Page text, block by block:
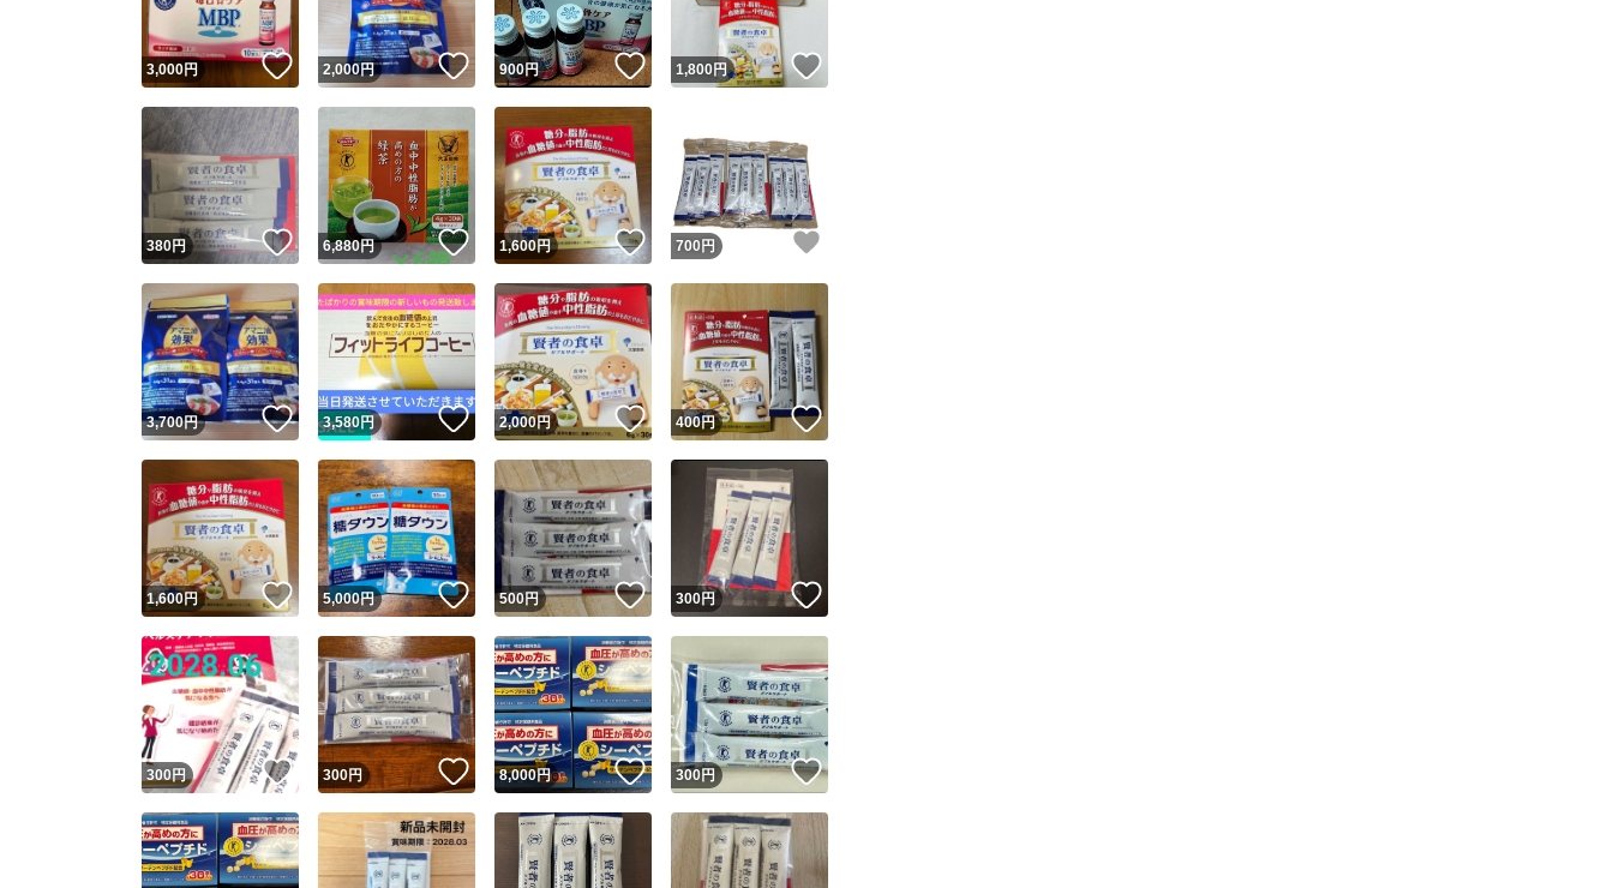
3,000円 いいね！
2,000円 いいね！
900円 いいね！
1,800円
380円 いいね！
6,880円 いいね！
1,600円 いいね！
700 円
3,700円 いいね！
3,580円 いいね！
2,000円 いいね！
400円 いいね！
1,600円 いいね！
5,000円 いいね！
500円 いいね！
300円
300円 いいね！
300円 いいね！
8,000円 いいね！
300円 いいね！